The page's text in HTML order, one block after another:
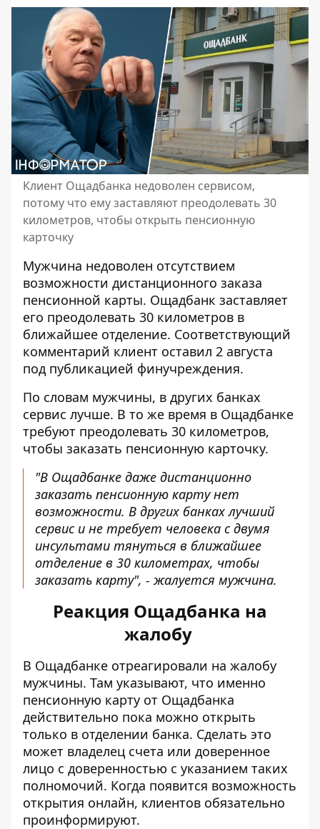
Клиент Ощадбанка недоволен сервисом,
потому что ему заставляют преодолевать 30
километров, чтобы открыть пенсионную
карточку
Мужчина недоволен отсутствием
возможности дистанционного заказа
пенсионной карты. Ощадбанк заставляет
его преодолевать 30 километров в
ближайшее отделение. Соответствующий
комментарий клиент оставил 2 августа
под публикацией финучреждения.
По словам мужчины, в других банках
сервис лучше. В то же время в Ощадбанке
требуют преодолевать 30 километров,
чтобы заказать пенсионную карточку.
"В Ощадбанке даже дистанционно
заказать пенсионную карту нет
возможности. В других банках лучший
сервис и не требует человека с двумя
инсультами тянуться в ближайшее
отделение в 30 километрах, чтобы
заказать карту", - жалуется мужчина.
Реакция Ощадбанка на
жалобу
В Ощадбанке отреагировали на жалобу
мужчины. Там указывают, что именно
пенсионную карту от Ощадбанка
действительно пока можно открыть
только в отделении банка. Сделать это
может владелец счета или доверенное
лицо с доверенностью с указанием таких
полномочий. Когда появится возможность
открытия онлайн, клиентов обязательно
проинформируют.